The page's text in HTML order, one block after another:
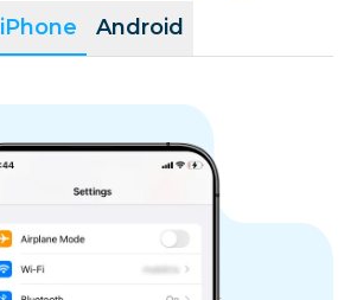
iPhone Android